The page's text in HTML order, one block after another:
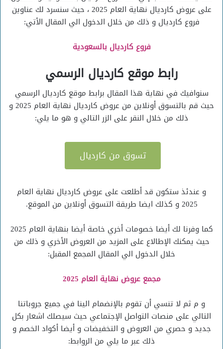
على عروض كارديال نهاية العام 2025 ، حيث سنسرد لك عناوين
فروع كارديال و ذلك من خلال الدخول الي المقال الأتي:
فروع كارديال بالسعودية
رابط موقع كارديال الرسمي
سنوافيك في نهاية هذا المقال برابط موقع كارديال الرسمي
حيث قم بالتسوق أونلاين من عروض كارديال نهاية العام 2025 و
ذلك من خلال النقر على الزر التالي و هو ما يلي:
تسوق من كارديال
و عندئذ ستكون قد أطلعت على عروض كارديال نهاية العام
2025 و كذلك ايضا طريقة التسوق أونلاين من الموقع.
كما وفرنا لك أيضا خصومات أخري خاصة أيضا بنهاية العام 2025
حيث يمكنك الإطالاع على المزيد من العروض الأخري و ذلك من
خلال الدخول الي المقال المجمع المقبل:
مجمع عروض نهاية العام 2025
و م ثم لا تنسي أن تقوم بالإنضمام الينا في جميع جروباتنا
التالي على منصات التواصل الإجتماعي حيث سيصلك اشعار بكل
جديد و حصري من العروض و التخفيضات و أيضا أكواد الخصم و
ذلك عبر ما يلي من الروابط: